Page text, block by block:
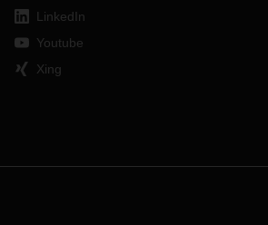
LinkedIn
Youtube
Xing